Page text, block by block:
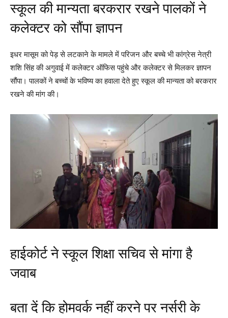
स्कूल की मान्यता बरकरार रखने पालकों ने
कलेक्टर को सौंपा ज्ञापन
इधर मासूम को पेड़ से लटकाने के मामले में परिजन और बच्चे भी कांग्रेस नेत्री
शशि सिंह की अगुवाई में कलेक्टर ऑफिस पहुंचे और कलेक्टर से मिलकर ज्ञापन
सौंपा। पालकों ने बच्चों के भविष्य का हवाला देते हुए स्कूल की मान्यता को बरकरार
रखने की मांग की।
हाईकोर्ट ने स्कूल शिक्षा सचिव से मांगा है
जवाब
बता दें कि होमवर्क नहीं करने पर नर्सरी के